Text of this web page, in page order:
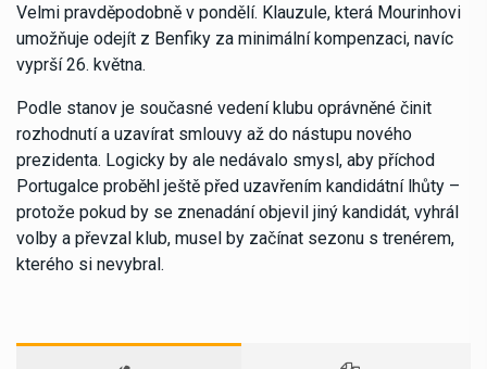
Velmi pravděpodobně v pondělí. Klauzule, která Mourinhovi
umožňuje odejít z Benfiky za minimální kompenzaci, navíc
vyprší 26. května.
Podle stanov je současné vedení klubu oprávněné činit
rozhodnutí a uzavírat smlouvy až do nástupu nového
prezidenta. Logicky by ale nedávalo smysl, aby příchod
Portugalce proběhl ještě před uzavřením kandidátní lhůty –
protože pokud by se znenadání objevil jiný kandidát, vyhrál
volby a převzal klub, musel by začínat sezonu s trenérem,
kterého si nevybral.